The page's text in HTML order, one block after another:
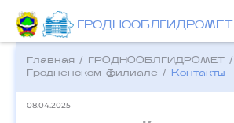
ГРОДНООБЛГИДРОМЕТ
Главная / ГРОДНООБЛГИДРОМЕТ /
Гродненском филиале / Контакты
08.04.2025